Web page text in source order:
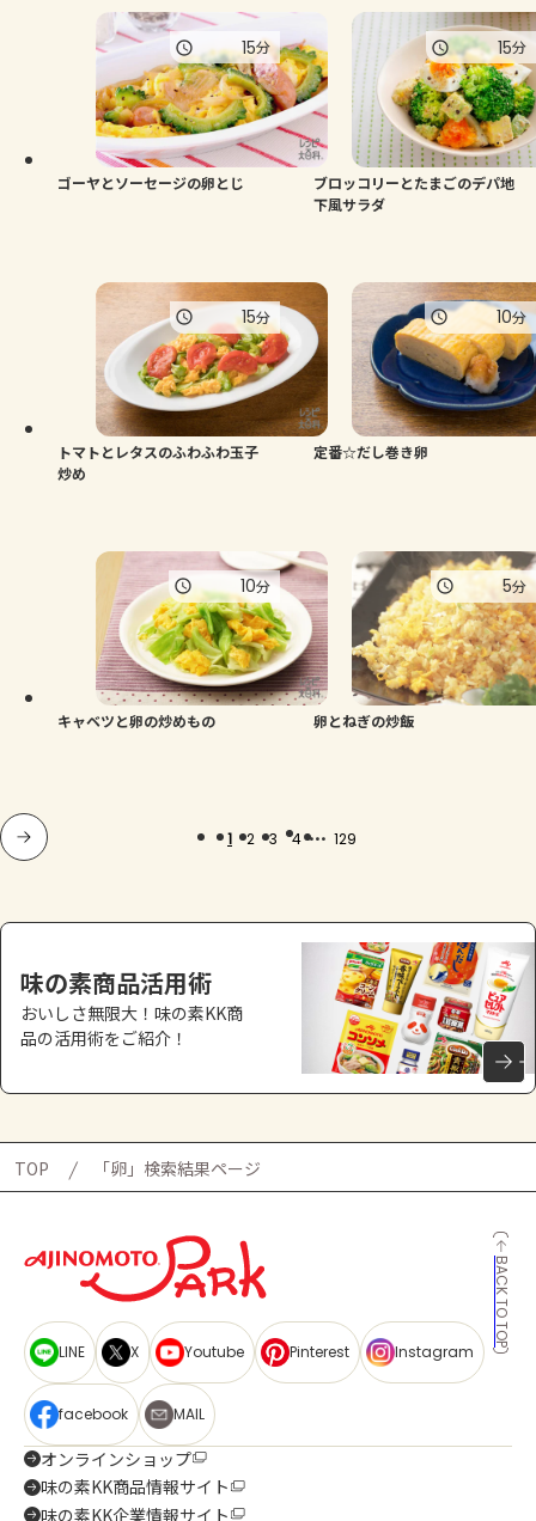
ゴーヤとソーセージの卵とじ
15分
ブロッコリーとたまごのデパ地
下風サラダ
15分
トマトとレタスのふわふわ玉子
炒め
15分
定番☆だし巻き卵
10分
キャベツと卵の炒めもの
10分
卵とねぎの炒飯
5分
1 2 3 4 ... 129
味の素商品活用術
おいしさ無限大！味の素KK商
品の活用術をご紹介！
TOP 「卵」検索結果ページ
BACK TO TOP
LINE X Youtube Pinterest Instagram
facebook MAIL
オンラインショップ
味の素KK商品情報サイト
味の素KK企業情報サイト